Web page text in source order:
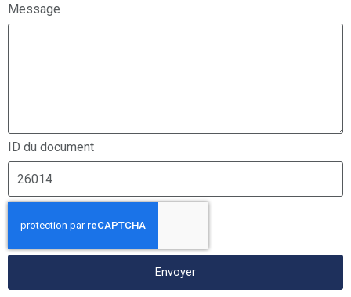
Message
ID du document
Envoyer